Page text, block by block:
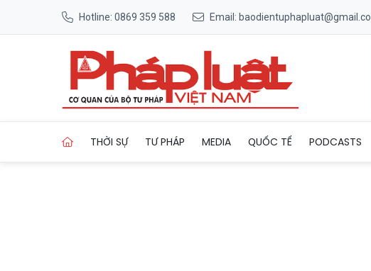
Hotline: 0869 359 588 Email:
THỜI SỰ TƯ PHÁP MEDIA QUỐC TẾ PODCASTS